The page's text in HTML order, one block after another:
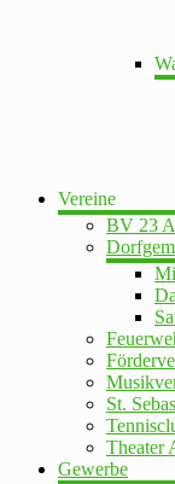
Vereine
BV 23
St.
Theater
Gewerbe